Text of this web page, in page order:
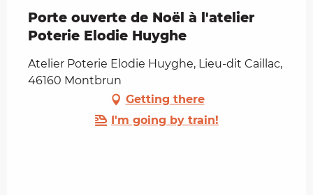
Porte ouverte de Noël à l'atelier
Poterie Elodie Huyghe
Atelier Poterie Elodie Huyghe, Lieu-dit Caillac,
46160 Montbrun
Getting there
I'm going by train!